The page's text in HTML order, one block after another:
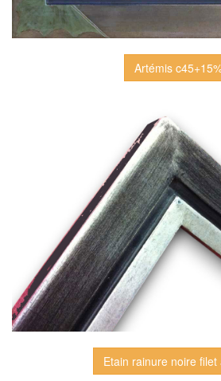
Artémis
Etain rainure noire filet